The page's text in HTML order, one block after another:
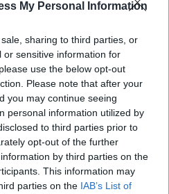
My Personal Information
sharing to third parties, or
or sensitive information for
use the below opt-out
Please note that after your
you may continue seeing
personal information utilized by
to third parties prior to
opt-out of the further
by third parties on the
This information may
parties on the IAB’s List of
bármilyen formájában is